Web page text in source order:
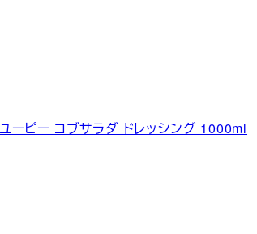
ーピー コブサラダ ドレッシング 1000ml